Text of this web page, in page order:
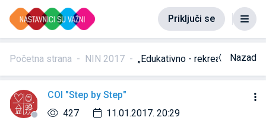
Priključi se
Početna strana NIN 2017 „Edukativno - rekreativniNazad
COI "Step by Step"
427
11.01.2017. 20:29